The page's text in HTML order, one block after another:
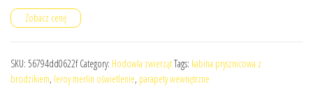
Zobacz cenę
SKU: 56794dd0622f Category: Hodowla zwierzątTags: kabina prysznicowa z
brodzikiem, leroy merlin oświetlenie, parapety wewnętrzne